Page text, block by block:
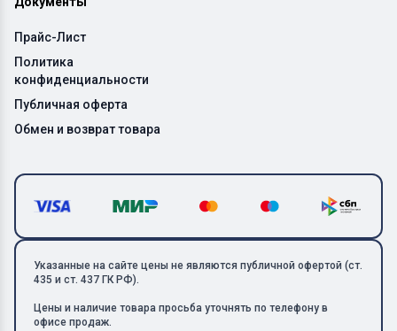
Прайс-Лист
Политика
конфиденциальности
Публичная оферта
Обмен и возврат товара
Указанные на сайте цены не являются публичной офертой (ст.
435 и ст. 437 ГК РФ).
Цены и наличие товара просьба уточнять по телефону в
офисе продаж.